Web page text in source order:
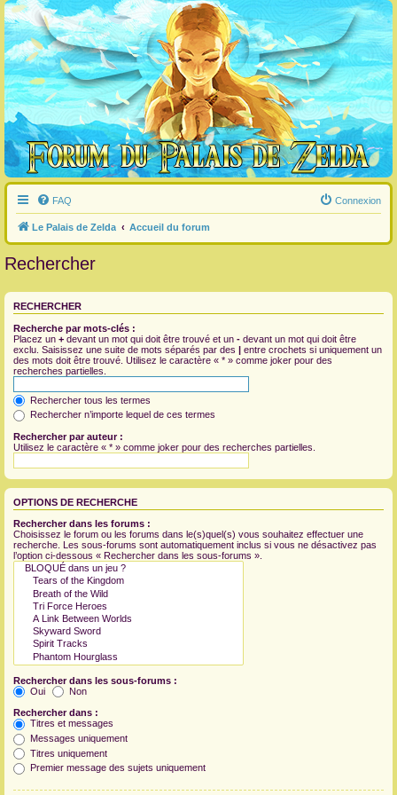
FAQ Connexion
Le Palais de Zelda Accueil du forum
Rechercher
RECHERCHER
Recherche par mots-clés :
Placez un + devant un mot qui doit être trouvé et un - devant un mot qui doit être
exclu. Saisissez une suite de mots séparés par des | entre crochets si uniquement un
des mots doit être trouvé. Utilisez le caractère « * » comme joker pour des
recherches partielles.
Rechercher tous les termes
Rechercher n’importe lequel de ces termes
Rechercher par auteur :
Utilisez le caractère « * » comme joker pour des recherches partielles.
OPTIONS DE RECHERCHE
Rechercher dans les forums :
Choisissez le forum ou les forums dans le(s)quel(s) vous souhaitez effectuer une
recherche. Les sous-forums sont automatiquement inclus si vous ne désactivez pas
l’option ci-dessous « Rechercher dans les sous-forums ».
Rechercher dans les sous-forums :
Oui
Non
Rechercher dans :
Titres et messages
Messages uniquement
Titres uniquement
Premier message des sujets uniquement